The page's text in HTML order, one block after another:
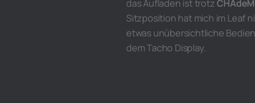
das Aufladen ist trotz
Sitzposition hat mich im Leaf
etwas unübersichtliche
dem Tacho Display.